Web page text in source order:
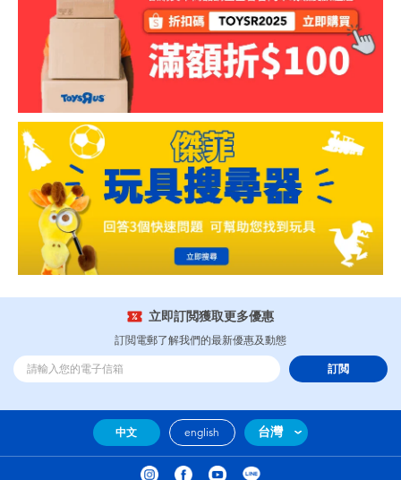
立即訂閲獲取更多優惠
訂閲電郵了解我們的最新優惠及動態
訂閲
中文 english 台灣